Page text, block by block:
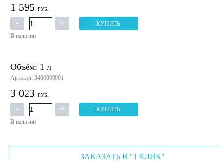
1 595 РУБ.
КУПИТЬ
В наличии
Объём: 1 л
Артикул: 3400000001
3 023 РУБ.
КУПИТЬ
В наличии
ЗАКАЗАТЬ В "1 КЛИК"